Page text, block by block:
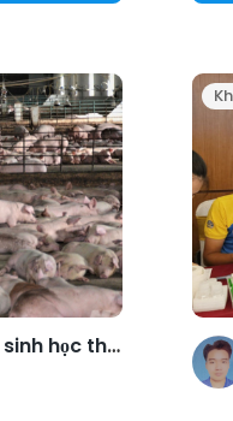
Chăn nuôi an toàn sinh học theo chuỗi khép kín 3F